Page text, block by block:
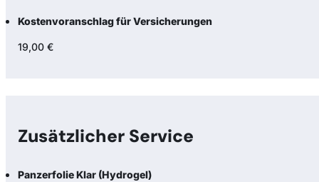
Kostenvoranschlag für Versicherungen
19,00 €
Zusätzlicher Service
Panzerfolie Klar (Hydrogel)